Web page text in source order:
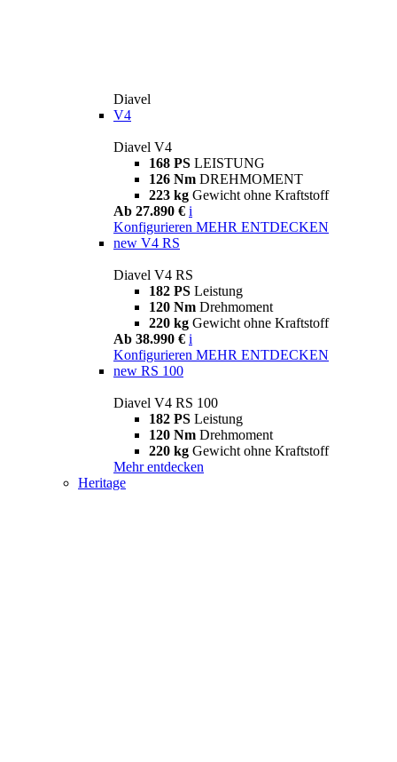
Diavel
V4
Diavel V4
168 PS LEISTUNG
126 Nm DREHMOMENT
223 kg Gewicht ohne Kraftstoff
Ab 27.890 € i
Konfigurieren MEHR ENTDECKEN
new V4 RS
Diavel V4 RS
182 PS Leistung
120 Nm Drehmoment
220 kg Gewicht ohne Kraftstoff
Ab 38.990 € i
Konfigurieren MEHR ENTDECKEN
new RS 100
Diavel V4 RS 100
182 PS Leistung
120 Nm Drehmoment
220 kg Gewicht ohne Kraftstoff
Mehr entdecken
Heritage